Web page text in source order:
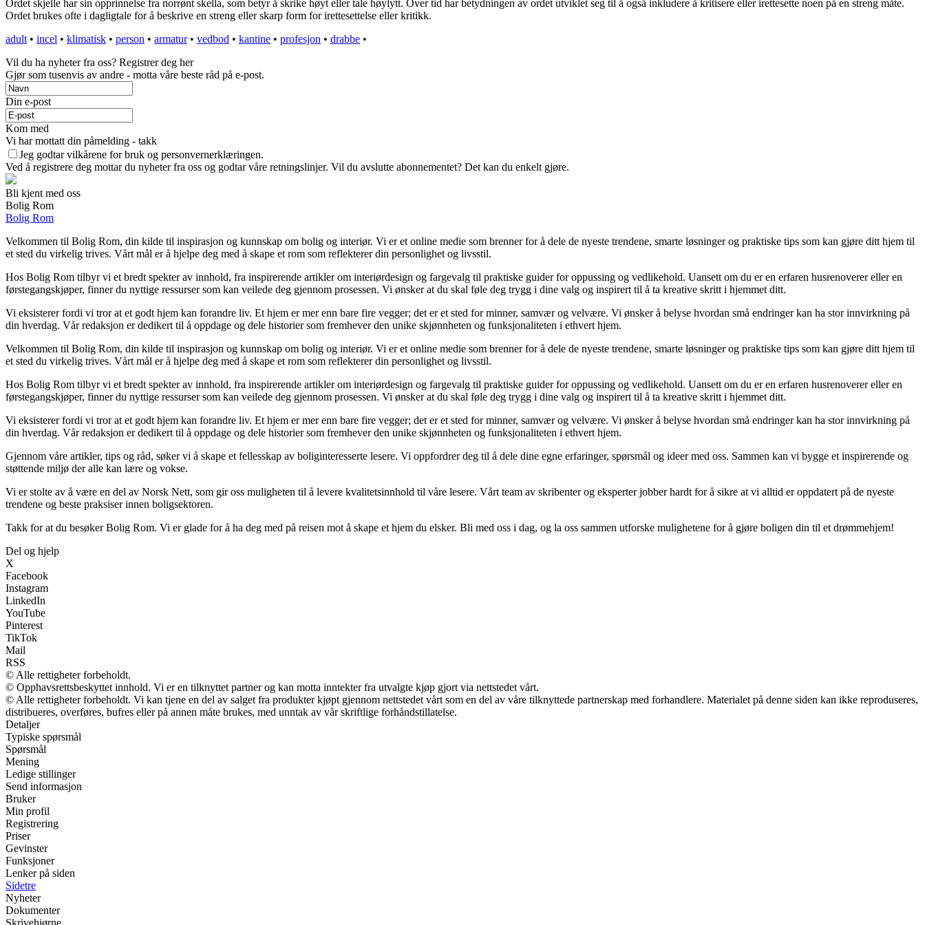
Ordet skjelle har sin opprinnelse fra norrønt skella, som betyr å skrike høyt eller tale høylytt. Over tid har betydningen av ordet utviklet seg til å også inkludere å kritisere eller irettesette noen på en streng måte.
Ordet brukes ofte i dagligtale for å beskrive en streng eller skarp form for irettesettelse eller kritikk.
adult • incel • klimatisk • person • armatur• vedbod • kantine • profesjon • drabbe •
Vil du ha nyheter fra oss? Registrer deg her
Gjør som tusenvis av andre - motta våre beste råd på e-post.
Din e-post
Kom med
Vi har mottatt din påmelding - takk
Jeg godtar vilkårene for bruk og personvernerklæringen.
Ved å registrere deg mottar du nyheter fra oss og godtar våre retningslinjer. Vil du avslutte abonnementet? Det kan du enkelt gjøre.
Bli kjent med oss
Bolig Rom
Bolig Rom
Velkommen til Bolig Rom, din kilde til inspirasjon og kunnskap om bolig og interiør. Vi er et online medie som brenner for å dele de nyeste trendene, smarte løsninger og praktiske tips som kan gjøre ditt hjem til
et sted du virkelig trives. Vårt mål er å hjelpe deg med å skape et rom som reflekterer din personlighet og livsstil.
Hos Bolig Rom tilbyr vi et bredt spekter av innhold, fra inspirerende artikler om interiørdesign og fargevalg til praktiske guider for oppussing og vedlikehold. Uansett om du er en erfaren husrenoverer eller en
førstegangskjøper, finner du nyttige ressurser som kan veilede deg gjennom prosessen. Vi ønsker at du skal føle deg trygg i dine valg og inspirert til å ta kreative skritt i hjemmet ditt.
Vi eksisterer fordi vi tror at et godt hjem kan forandre liv. Et hjem er mer enn bare fire vegger; det er et sted for minner, samvær og velvære. Vi ønsker å belyse hvordan små endringer kan ha stor innvirkning på
din hverdag. Vår redaksjon er dedikert til å oppdage og dele historier som fremhever den unike skjønnheten og funksjonaliteten i ethvert hjem.
Velkommen til Bolig Rom, din kilde til inspirasjon og kunnskap om bolig og interiør. Vi er et online medie som brenner for å dele de nyeste trendene, smarte løsninger og praktiske tips som kan gjøre ditt hjem til
et sted du virkelig trives. Vårt mål er å hjelpe deg med å skape et rom som reflekterer din personlighet og livsstil.
Hos Bolig Rom tilbyr vi et bredt spekter av innhold, fra inspirerende artikler om interiørdesign og fargevalg til praktiske guider for oppussing og vedlikehold. Uansett om du er en erfaren husrenoverer eller en
førstegangskjøper, finner du nyttige ressurser som kan veilede deg gjennom prosessen. Vi ønsker at du skal føle deg trygg i dine valg og inspirert til å ta kreative skritt i hjemmet ditt.
Vi eksisterer fordi vi tror at et godt hjem kan forandre liv. Et hjem er mer enn bare fire vegger; det er et sted for minner, samvær og velvære. Vi ønsker å belyse hvordan små endringer kan ha stor innvirkning på
din hverdag. Vår redaksjon er dedikert til å oppdage og dele historier som fremhever den unike skjønnheten og funksjonaliteten i ethvert hjem.
Gjennom våre artikler, tips og råd, søker vi å skape et fellesskap av boliginteresserte lesere. Vi oppfordrer deg til å dele dine egne erfaringer, spørsmål og ideer med oss. Sammen kan vi bygge et inspirerende og
støttende miljø der alle kan lære og vokse.
Vi er stolte av å være en del av Norsk Nett, som gir oss muligheten til å levere kvalitetsinnhold til våre lesere. Vårt team av skribenter og eksperter jobber hardt for å sikre at vi alltid er oppdatert på de nyeste
trendene og beste praksiser innen boligsektoren.
Takk for at du besøker Bolig Rom. Vi er glade for å ha deg med på reisen mot å skape et hjem du elsker. Bli med oss i dag, og la oss sammen utforske mulighetene for å gjøre boligen din til et drømmehjem!
Del og hjelp
X
Facebook
Instagram
LinkedIn
YouTube
Pinterest
TikTok
Mail
RSS
© Alle rettigheter forbeholdt.
© Opphavsrettsbeskyttet innhold. Vi er en tilknyttet partner og kan motta inntekter fra utvalgte kjøp gjort via nettstedet vårt.
© Alle rettigheter forbeholdt. Vi kan tjene en del av salget fra produkter kjøpt gjennom nettstedet vårt som en del av våre tilknyttede partnerskap med forhandlere. Materialet på denne siden kan ikke reproduseres,
distribueres, overføres, bufres eller på annen måte brukes, med unntak av vår skriftlige forhåndstillatelse.
Detaljer
Typiske spørsmål
Spørsmål
Mening
Ledige stillinger
Send informasjon
Bruker
Min profil
Registrering
Priser
Gevinster
Funksjoner
Lenker på siden
Sidetre
Nyheter
Dokumenter